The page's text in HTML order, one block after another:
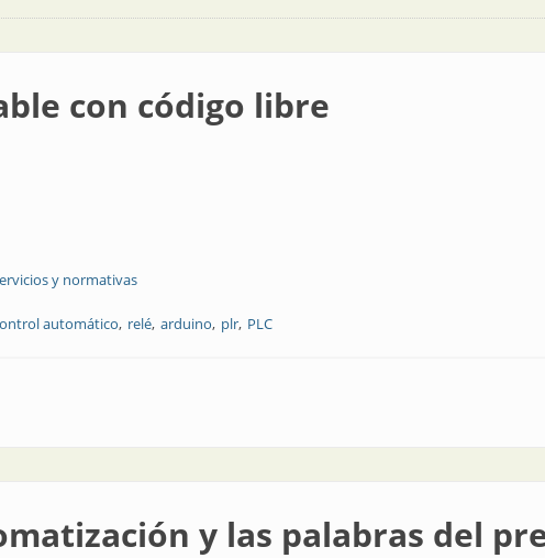
con código libre
y normativas
automático relé arduino plr PLC
libre
y las palabras del